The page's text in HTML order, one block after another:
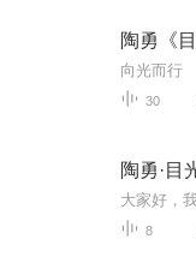
陶勇《目
向光而行
30
陶勇·目
8